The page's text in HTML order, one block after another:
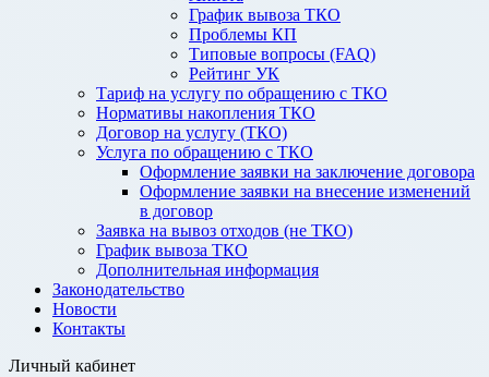
График вывоза ТКО
Проблемы КП
Типовые вопросы (FAQ)
Рейтинг УК
Тариф на услугу по обращению с ТКО
Нормативы накопления ТКО
Договор на услугу (ТКО)
Услуга по обращению с ТКО
Оформление заявки на заключение договора
Оформление заявки на внесение изменений
в договор
Заявка на вывоз отходов (не ТКО)
График вывоза ТКО
Дополнительная информация
Законодательство
Новости
Контакты
Личный кабинет